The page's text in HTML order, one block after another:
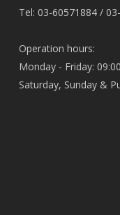
Tel: 03-60571884 /
Operation hours:
Monday - Friday:
Saturday, Sunday &